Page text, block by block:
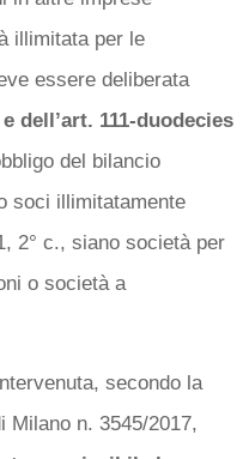
illimitata per le
essere deliberata
dell’art. 111-duodecies
del bilancio
soci illimitatamente
2° c., siano società per
o società a
secondo la
Milano n. 3545/2017,